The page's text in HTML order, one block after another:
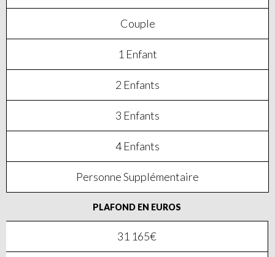
Couple
1 Enfant
2 Enfants
3 Enfants
4 Enfants
Personne Supplémentaire
PLAFOND EN EUROS
31 165€